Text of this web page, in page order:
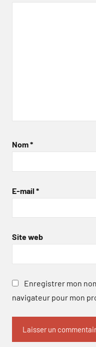
Nom*
E-mail *
Site web
Enregistrer mon
navigateur pour mon